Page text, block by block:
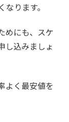
ります。
めにも、スケ
し込みましょ
よく最安値を